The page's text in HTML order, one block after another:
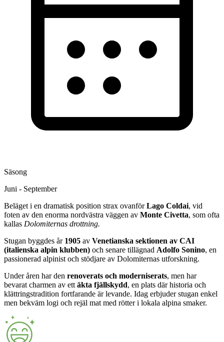
Säsong
Juni - September
Beläget i en dramatisk position strax ovanförLago Coldai, vid
foten av den enorma nordvästra väggen av Monte Civetta, som ofta
kallas Dolomiternas drottning.
Stugan byggdes år 1905 av Venetianska sektionen av CAI
(italienska alpin klubben) och senare tillägnad Adolfo Sonino, en
passionerad alpinist och stödjare av Dolomiternas utforskning.
Under åren har den renoverats och moderniserats, men har
bevarat charmen av ett äkta fjällskydd, en plats där historia och
klättringstradition fortfarande är levande. Idag erbjuder stugan enkel
men bekväm logi och rejäl mat med rötter i lokala alpina smaker.